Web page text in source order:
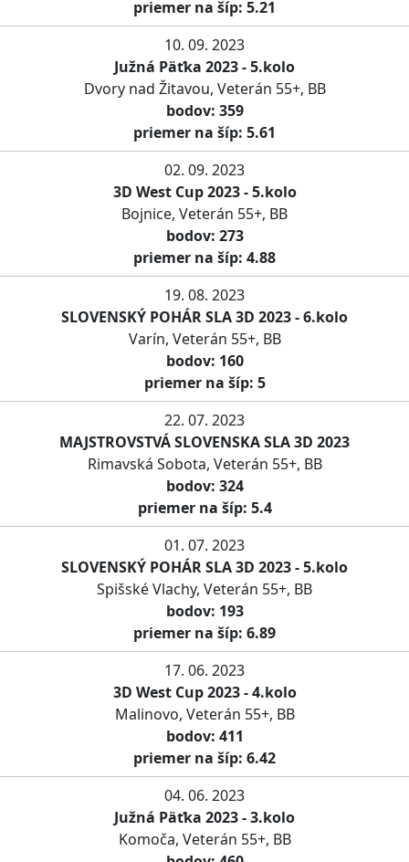
priemer na šíp: 5.21
10. 09. 2023
Južná Päťka 2023 - 5.kolo
Dvory nad Žitavou, Veterán 55+, BB
bodov: 359
priemer na šíp: 5.61
02. 09. 2023
3D West Cup 2023 - 5.kolo
Bojnice, Veterán 55+, BB
bodov: 273
priemer na šíp: 4.88
19. 08. 2023
SLOVENSKÝ POHÁR SLA 3D 2023 - 6.kolo
Varín, Veterán 55+, BB
bodov: 160
priemer na šíp: 5
22. 07. 2023
MAJSTROVSTVÁ SLOVENSKA SLA 3D 2023
Rimavská Sobota, Veterán 55+, BB
bodov: 324
priemer na šíp: 5.4
01. 07. 2023
SLOVENSKÝ POHÁR SLA 3D 2023 - 5.kolo
Spišské Vlachy, Veterán 55+, BB
bodov: 193
priemer na šíp: 6.89
17. 06. 2023
3D West Cup 2023 - 4.kolo
Malinovo, Veterán 55+, BB
bodov: 411
priemer na šíp: 6.42
04. 06. 2023
Južná Päťka 2023 - 3.kolo
Komoča, Veterán 55+, BB